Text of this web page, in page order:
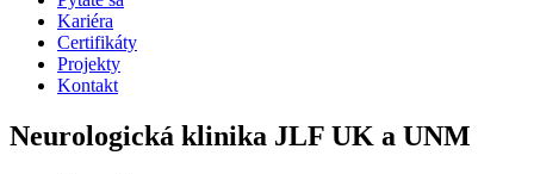
Kariéra
Certifikáty
Projekty
Kontakt
Neurologická klinika JLF UK a UNM